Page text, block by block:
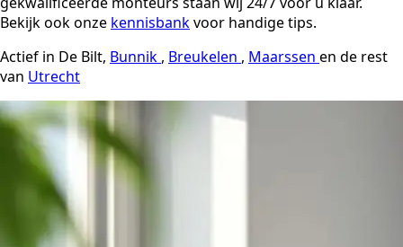
Bekijk ook onze kennisbankvoor handige tips.
Actief in De Bilt, Bunnik , Breukelen , Maarssen en de rest
van Utrecht